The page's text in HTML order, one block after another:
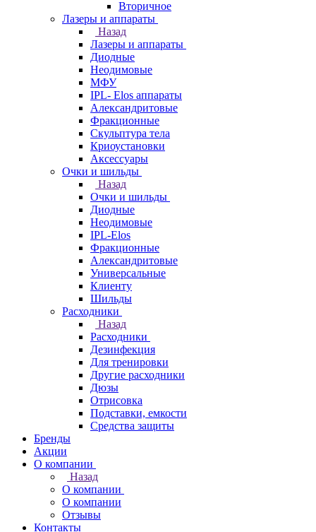
Вторичное
Лазеры и аппараты
Назад
Лазеры и аппараты
Диодные
Неодимовые
МФУ
IPL- Elos аппараты
Александритовые
Фракционные
Скульптура тела
Криоустановки
Аксессуары
Очки и шильды
Назад
Очки и шильды
Диодные
Неодимовые
IPL-Elos
Фракционные
Александритовые
Универсальные
Клиенту
Шильды
Расходники
Назад
Расходники
Дезинфекция
Для тренировки
Другие расходники
Дюзы
Отрисовка
Подставки, емкости
Средства защиты
Бренды
Акции
О компании
Назад
О компании
О компании
Отзывы
Контакты